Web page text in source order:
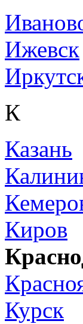
Ижевск
К
Казань
Киров
Курск